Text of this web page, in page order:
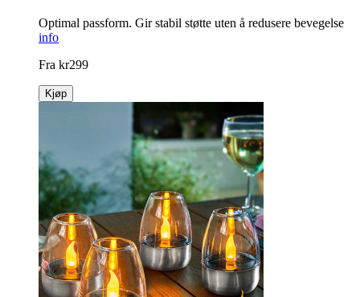
Optimal passform. Gir stabil støtte uten å redusere bevegelse
info
Fra kr299
Kjøp